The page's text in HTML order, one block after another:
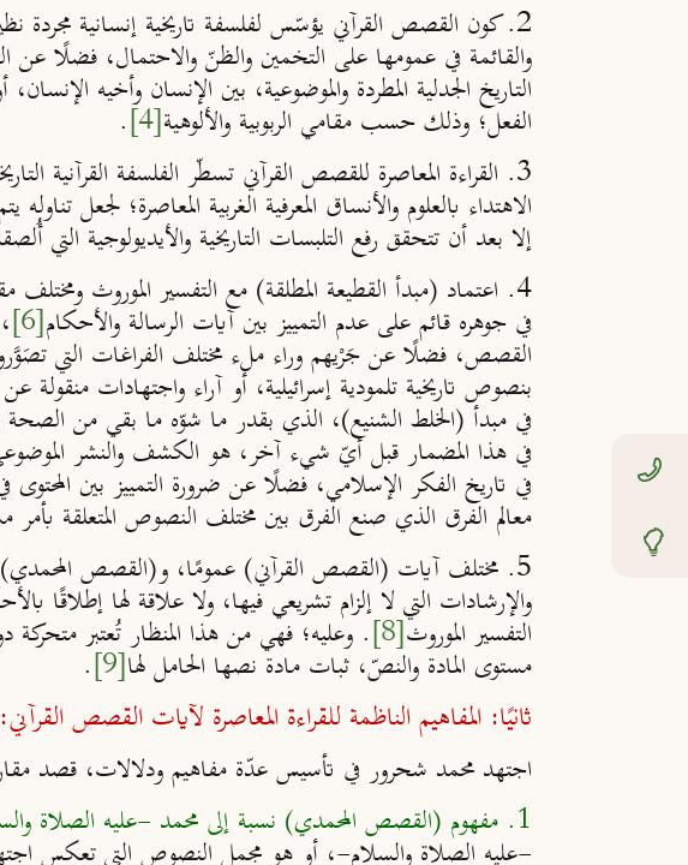
2. كون القصص القرآني يؤسّس لفلسفة تاريخية إنسانية
والقائمة في عمومها على التخمين والظنّ والاحتمال، فضلًا عن
التاريخ الجدلية المطردة والموضوعية، بين الإنسان وأخيه
الفعل؛ وذلك حسب مقامي الربوبية والألوهية[4]
.
3. القراءة المعاصرة للقصص القرآني تسطّر الفلسفة القرآنية
الاهتداء بالعلوم والأنساق المعرفية الغربية المعاصرة؛ لجعل
إلا بعد أن تتحقق رفع التلبسات التاريخية والأيديولوجية التي
4. اعتماد (مبدأ القطيعة المطلقة) مع التفسير الموروث
في جوهره قائم على عدم التمييز بين آيات الرسالة والأحكام[6]
القصص، فضلًا عن جَرْيهم وراء ملء مختلف الفراغات التي
بنصوص تاريخية تلمودية إسرائيلية، أو آراء واجتهادات
في مبدأ (الخلط الشنيع)، الذي بقدر ما شوّه ما بقي من
في هذا المضمار قبل أيّ شيء آخر، هو الكشف والنشر
في تاريخ الفكر الإسلامي، فضلًا عن ضرورة التمييز بين
معالم الفرق الذي صنع الفرق بين مختلف النصوص المتعلقة بأمر
5. مختلف آيات (القصص القرآني) عمومًا، و(القصص المحمدي)
والإرشادات التي لا إلزام تشريعي فيها، ولا علاقة لها إطلاقًا
التفسير الموروث[8] . وعليه؛ فهي من هذا المنظار تُعتبر متحركة
مستوى المادة والنصّ، ثبات مادة نصها الحامل لها[9]
.
ثانيًا: المفاهيم الناظمة للقراءة المعاصرة لآيات القصص القرآني:
اجتهد محمد شحرور في تأسيس عدّة مفاهيم ودلالات، قصد
1. مفهوم (القصص المحمدي) نسبة إلى محمد -عليه الصلاة والسلام-:
-عليه الصلاة والسلام-، أو هو مجمل النصوص التي تعكس